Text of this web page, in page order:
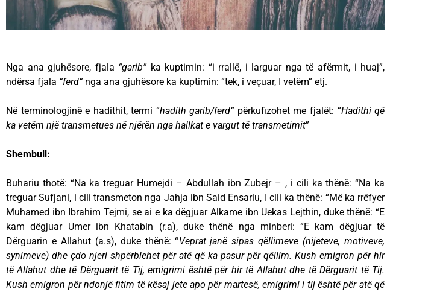
Nga ana gjuhësore, fjala “garib” ka kuptimin: “i rrallë, i larguar nga të afërmit, i huaj”,
ndërsa fjala “ferd” nga ana gjuhësore ka kuptimin: “tek, i veçuar, I vetëm” etj.
Në terminologjinë e hadithit, termi “hadith garib/ferd” përkufizohet me fjalët: “Hadithi që
ka vetëm një transmetues në njërën nga hallkat e vargut të transmetimit”
Shembull:
Buhariu thotë: “Na ka treguar Humejdi – Abdullah ibn Zubejr – , i cili ka thënë: “Na ka
treguar Sufjani, i cili transmeton nga Jahja ibn Said Ensariu, I cili ka thënë: “Më ka rrëfyer
Muhamed ibn Ibrahim Tejmi, se ai e ka dëgjuar Alkame ibn Uekas Lejthin, duke thënë: “E
kam dëgjuar Umer ibn Khatabin (r.a), duke thënë nga minberi: “E kam dëgjuar të
Dërguarin e Allahut (a.s), duke thënë: “Veprat janë sipas qëllimeve (nijeteve, motiveve,
synimeve) dhe çdo njeri shpërblehet për atë që ka pasur për qëllim. Kush emigron për hir
të Allahut dhe të Dërguarit të Tij, emigrimi është për hir të Allahut dhe të Dërguarit të Tij.
Kush emigron për ndonjë fitim të kësaj jete apo për martesë, emigrimi i tij është për atë që